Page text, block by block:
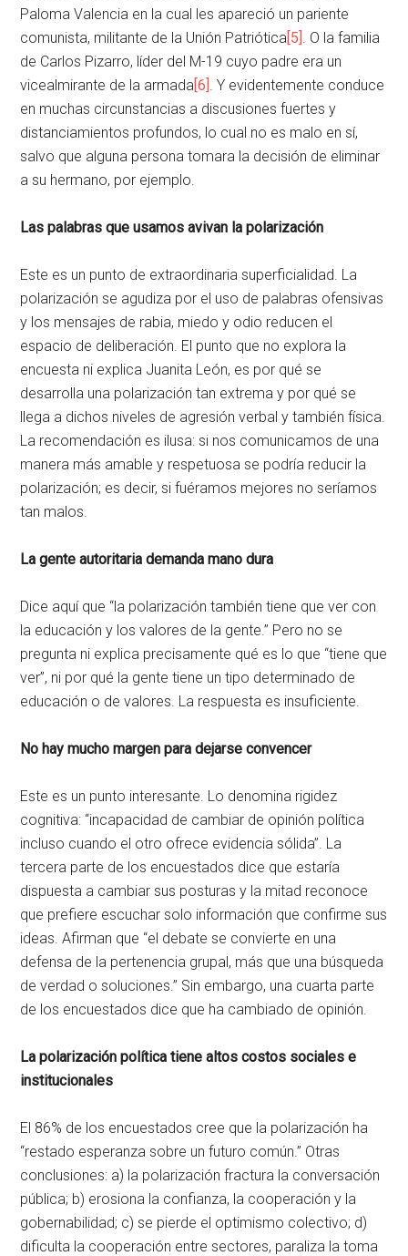
Paloma Valencia en la cual les apareció un pariente
comunista, militante de la Unión Patriótica[5]. O la familia
de Carlos Pizarro, líder del M-19 cuyo padre era un
vicealmirante de la armada[6]. Y evidentemente conduce
en muchas circunstancias a discusiones fuertes y
distanciamientos profundos, lo cual no es malo en sí,
salvo que alguna persona tomara la decisión de eliminar
a su hermano, por ejemplo.
Las palabras que usamos avivan la polarización
Este es un punto de extraordinaria superficialidad. La
polarización se agudiza por el uso de palabras ofensivas
y los mensajes de rabia, miedo y odio reducen el
espacio de deliberación. El punto que no explora la
encuesta ni explica Juanita León, es por qué se
desarrolla una polarización tan extrema y por qué se
llega a dichos niveles de agresión verbal y también física.
La recomendación es ilusa: si nos comunicamos de una
manera más amable y respetuosa se podría reducir la
polarización; es decir, si fuéramos mejores no seríamos
tan malos.
La gente autoritaria demanda mano dura
Dice aquí que “la polarización también tiene que ver con
la educación y los valores de la gente.” Pero no se
pregunta ni explica precisamente qué es lo que “tiene que
ver”, ni por qué la gente tiene un tipo determinado de
educación o de valores. La respuesta es insuficiente.
No hay mucho margen para dejarse convencer
Este es un punto interesante. Lo denomina rigidez
cognitiva: “incapacidad de cambiar de opinión política
incluso cuando el otro ofrece evidencia sólida”. La
tercera parte de los encuestados dice que estaría
dispuesta a cambiar sus posturas y la mitad reconoce
que prefiere escuchar solo información que confirme sus
ideas. Afirman que “el debate se convierte en una
defensa de la pertenencia grupal, más que una búsqueda
de verdad o soluciones.” Sin embargo, una cuarta parte
de los encuestados dice que ha cambiado de opinión.
La polarización política tiene altos costos sociales e
institucionales
El 86% de los encuestados cree que la polarización ha
“restado esperanza sobre un futuro común.” Otras
conclusiones: a) la polarización fractura la conversación
pública; b) erosiona la confianza, la cooperación y la
gobernabilidad; c) se pierde el optimismo colectivo; d)
dificulta la cooperación entre sectores, paraliza la toma